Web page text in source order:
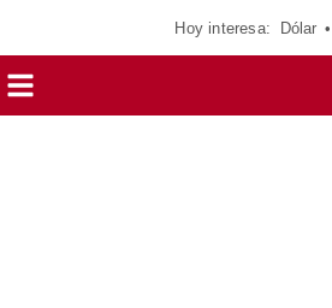
Hoy interesa: Dólar